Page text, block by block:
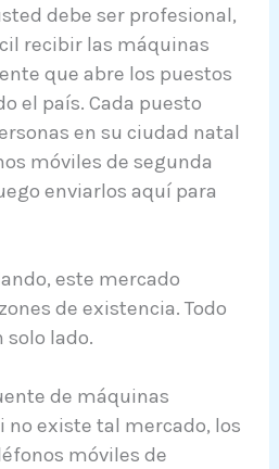
debe ser profesional,
recibir las máquinas
que abre los puestos
el país. Cada puesto
en su ciudad natal
móviles de segunda
enviarlos aquí para
este mercado
de existencia. Todo
solo lado.
de máquinas
no existe tal mercado, los
móviles de